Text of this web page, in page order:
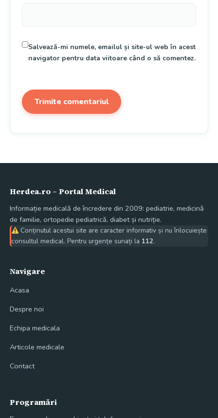
Salvează-mi numele, emailul și site-ul web în acest
navigator pentru data viitoare când o să comentez.
Herdea.ro – Portal Medical
Informație medicală de încredere din 2009: pediatrie, medicină
de familie, ortopedie pediatrică, diabet și nutriție.
Conținutul acestui site are caracter informativ și nu înlocuiește
consultul medical. Pentru urgențe sunați la 112.
Navigare
Acasa
Despre noi
Echipa medicala
Articole medicale
Contact
Programări